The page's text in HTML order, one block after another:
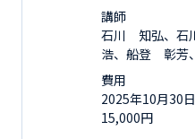
講師
石川 知弘、
浩、船登 彰
費用
2025年10月30
15,000円